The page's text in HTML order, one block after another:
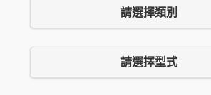
請選擇類別
請選擇型式